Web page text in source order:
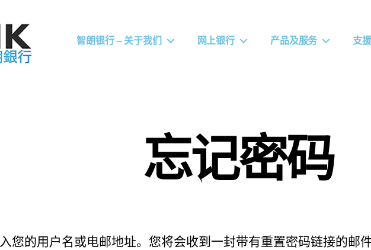
智朗银行 – 关于我们 网上银行 产品及服务 支
忘记密码
您的用户名或电邮地址。您将会收到一封带有重置密码链接的邮件